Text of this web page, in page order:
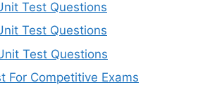
Test Questions
Test Questions
Test Questions
For Competitive Exams